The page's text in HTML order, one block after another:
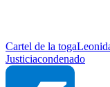
Cartel de la toga
Justiciacondenado